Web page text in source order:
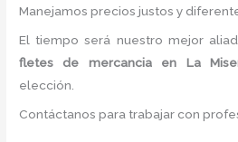
Manejamos precios justos y
El tiempo será nuestro mejor
fletes
de mercancia en La
elección.
Contáctanos para trabajar con